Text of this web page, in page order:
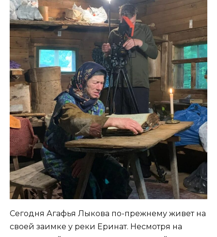
Сегодня Агафья Лыкова по-прежнему живет на
своей заимке у реки Еринат. Несмотря на